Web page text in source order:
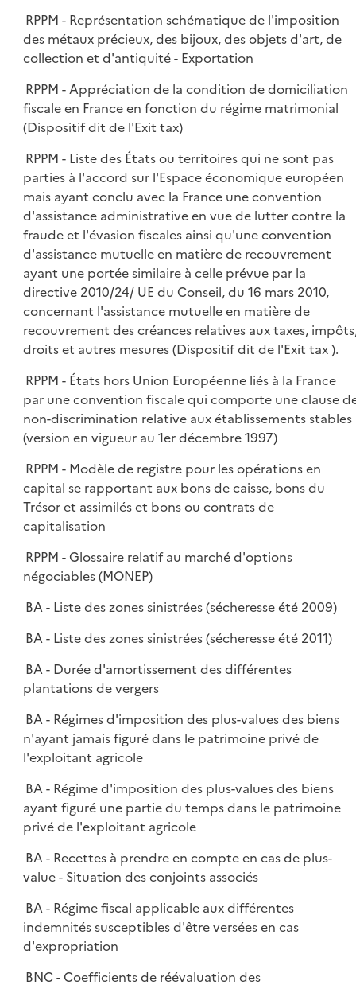
RPPM - Représentation schématique de l'imposition
des métaux précieux, des bijoux, des objets d'art, de
collection et d'antiquité - Exportation
RPPM - Appréciation de la condition de domiciliation
fiscale en France en fonction du régime matrimonial
(Dispositif dit de l'Exit tax)
RPPM - Liste des États ou territoires qui ne sont pas
parties à l'accord sur l'Espace économique européen
mais ayant conclu avec la France une convention
d'assistance administrative en vue de lutter contre la
fraude et l'évasion fiscales ainsi qu'une convention
d'assistance mutuelle en matière de recouvrement
ayant une portée similaire à celle prévue par la
directive 2010/24/ UE du Conseil, du 16 mars 2010,
concernant l'assistance mutuelle en matière de
recouvrement des créances relatives aux taxes,
droits et autres mesures (Dispositif dit de l'Exit tax ).
RPPM - États hors Union Européenne liés à la France
par une convention fiscale qui comporte une clause
non-discrimination relative aux établissements stables
(version en vigueur au 1er décembre 1997)
RPPM - Modèle de registre pour les opérations en
capital se rapportant aux bons de caisse, bons du
Trésor et assimilés et bons ou contrats de
capitalisation
RPPM - Glossaire relatif au marché d'options
négociables (MONEP)
BA - Liste des zones sinistrées (sécheresse été 2009)
BA - Liste des zones sinistrées (sécheresse été 2011)
BA - Durée d'amortissement des différentes
plantations de vergers
BA - Régimes d'imposition des plus-values des biens
n'ayant jamais figuré dans le patrimoine privé de
l'exploitant agricole
BA - Régime d'imposition des plus-values des biens
ayant figuré une partie du temps dans le patrimoine
privé de l'exploitant agricole
BA - Recettes à prendre en compte en cas de plus-
value - Situation des conjoints associés
BA - Régime fiscal applicable aux différentes
indemnités susceptibles d'être versées en cas
d'expropriation
BNC - Coefficients de réévaluation des